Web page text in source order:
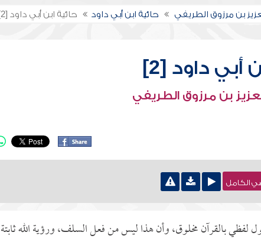
بن مرزوق الطريفي حائية ابن أبي داود حائية ابن أبي داود [2]
أبي داود [2]
بن مرزوق الطريفي
الكامل
لفظي بالقرآن مخلوق، وأن هذا ليس من فعل السلف، ورؤية الله ثابتة